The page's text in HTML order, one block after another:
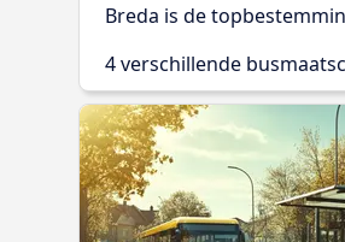
Breda is de
4 verschillende